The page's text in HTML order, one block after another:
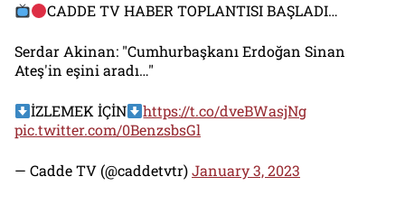
CADDE TV HABER TOPLANTISI BAŞLADI…
Serdar Akinan: "Cumhurbaşkanı Erdoğan Sinan
Ateş'in eşini aradı…"
İZLEMEK İÇİN
https://t.co/dveBWasjNg
pic.twitter.com/0BenzsbsGl
— Cadde TV (@caddetvtr)January 3, 2023